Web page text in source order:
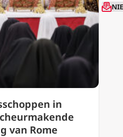
in
van Rome